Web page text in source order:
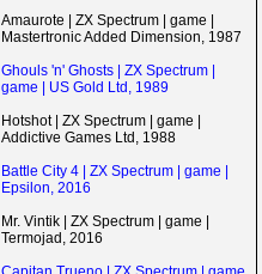
Amaurote | ZX Spectrum | game |
Mastertronic Added Dimension, 1987
Ghouls 'n' Ghosts | ZX Spectrum |
game | US Gold Ltd, 1989
Hotshot | ZX Spectrum | game |
Addictive Games Ltd, 1988
Battle City 4 | ZX Spectrum | game |
Epsilon, 2016
Mr. Vintik | ZX Spectrum | game |
Termojad, 2016